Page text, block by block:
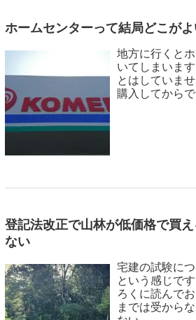
ホームセンターって結局どこがよ
地方に行くと
いてしまいま
とはしていま
購入してから
登記法改正で山林が低価格で買
ない
宅建の試験につ
という感じで
ろくに読んで
までは受から